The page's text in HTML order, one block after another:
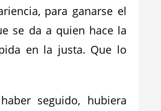
para ganarse el
se da a quien hace la
en la justa. Que lo
seguido, hubiera